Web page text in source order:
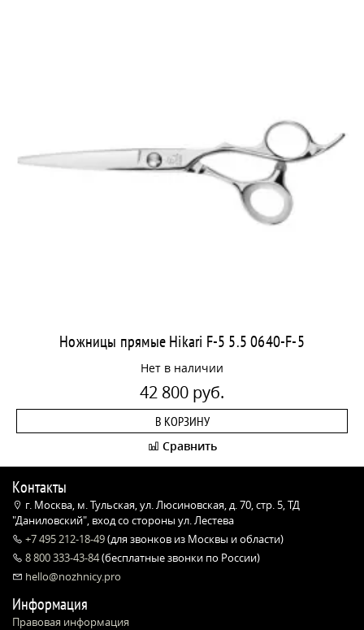
Ножницы прямые Hikari F-5 5.5 0640-F-5
Нет в наличии
42 800 руб.
В КОРЗИНУ
Сравнить
Контакты
г. Москва, м. Тульская, ул. Люсиновская, д. 70, стр. 5, ТД
"Даниловский", вход со стороны ул. Лестева
+7 495 212-18-49(для звонков из Москвы и области)
8 800 333-43-84(бесплатные звонки по России)
hello@nozhnicy.pro
Информация
Правовая информация